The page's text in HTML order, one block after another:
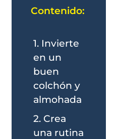
Contenido:
1. Invierte
en un
buen
colchón y
almohada
2. Crea
una rutina